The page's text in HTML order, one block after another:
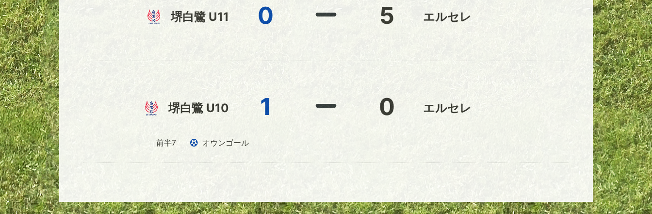
堺白鷺 U11 0 5 エルセレ
堺白鷺 U10 1 0 エルセレ
前半7 オウンゴール